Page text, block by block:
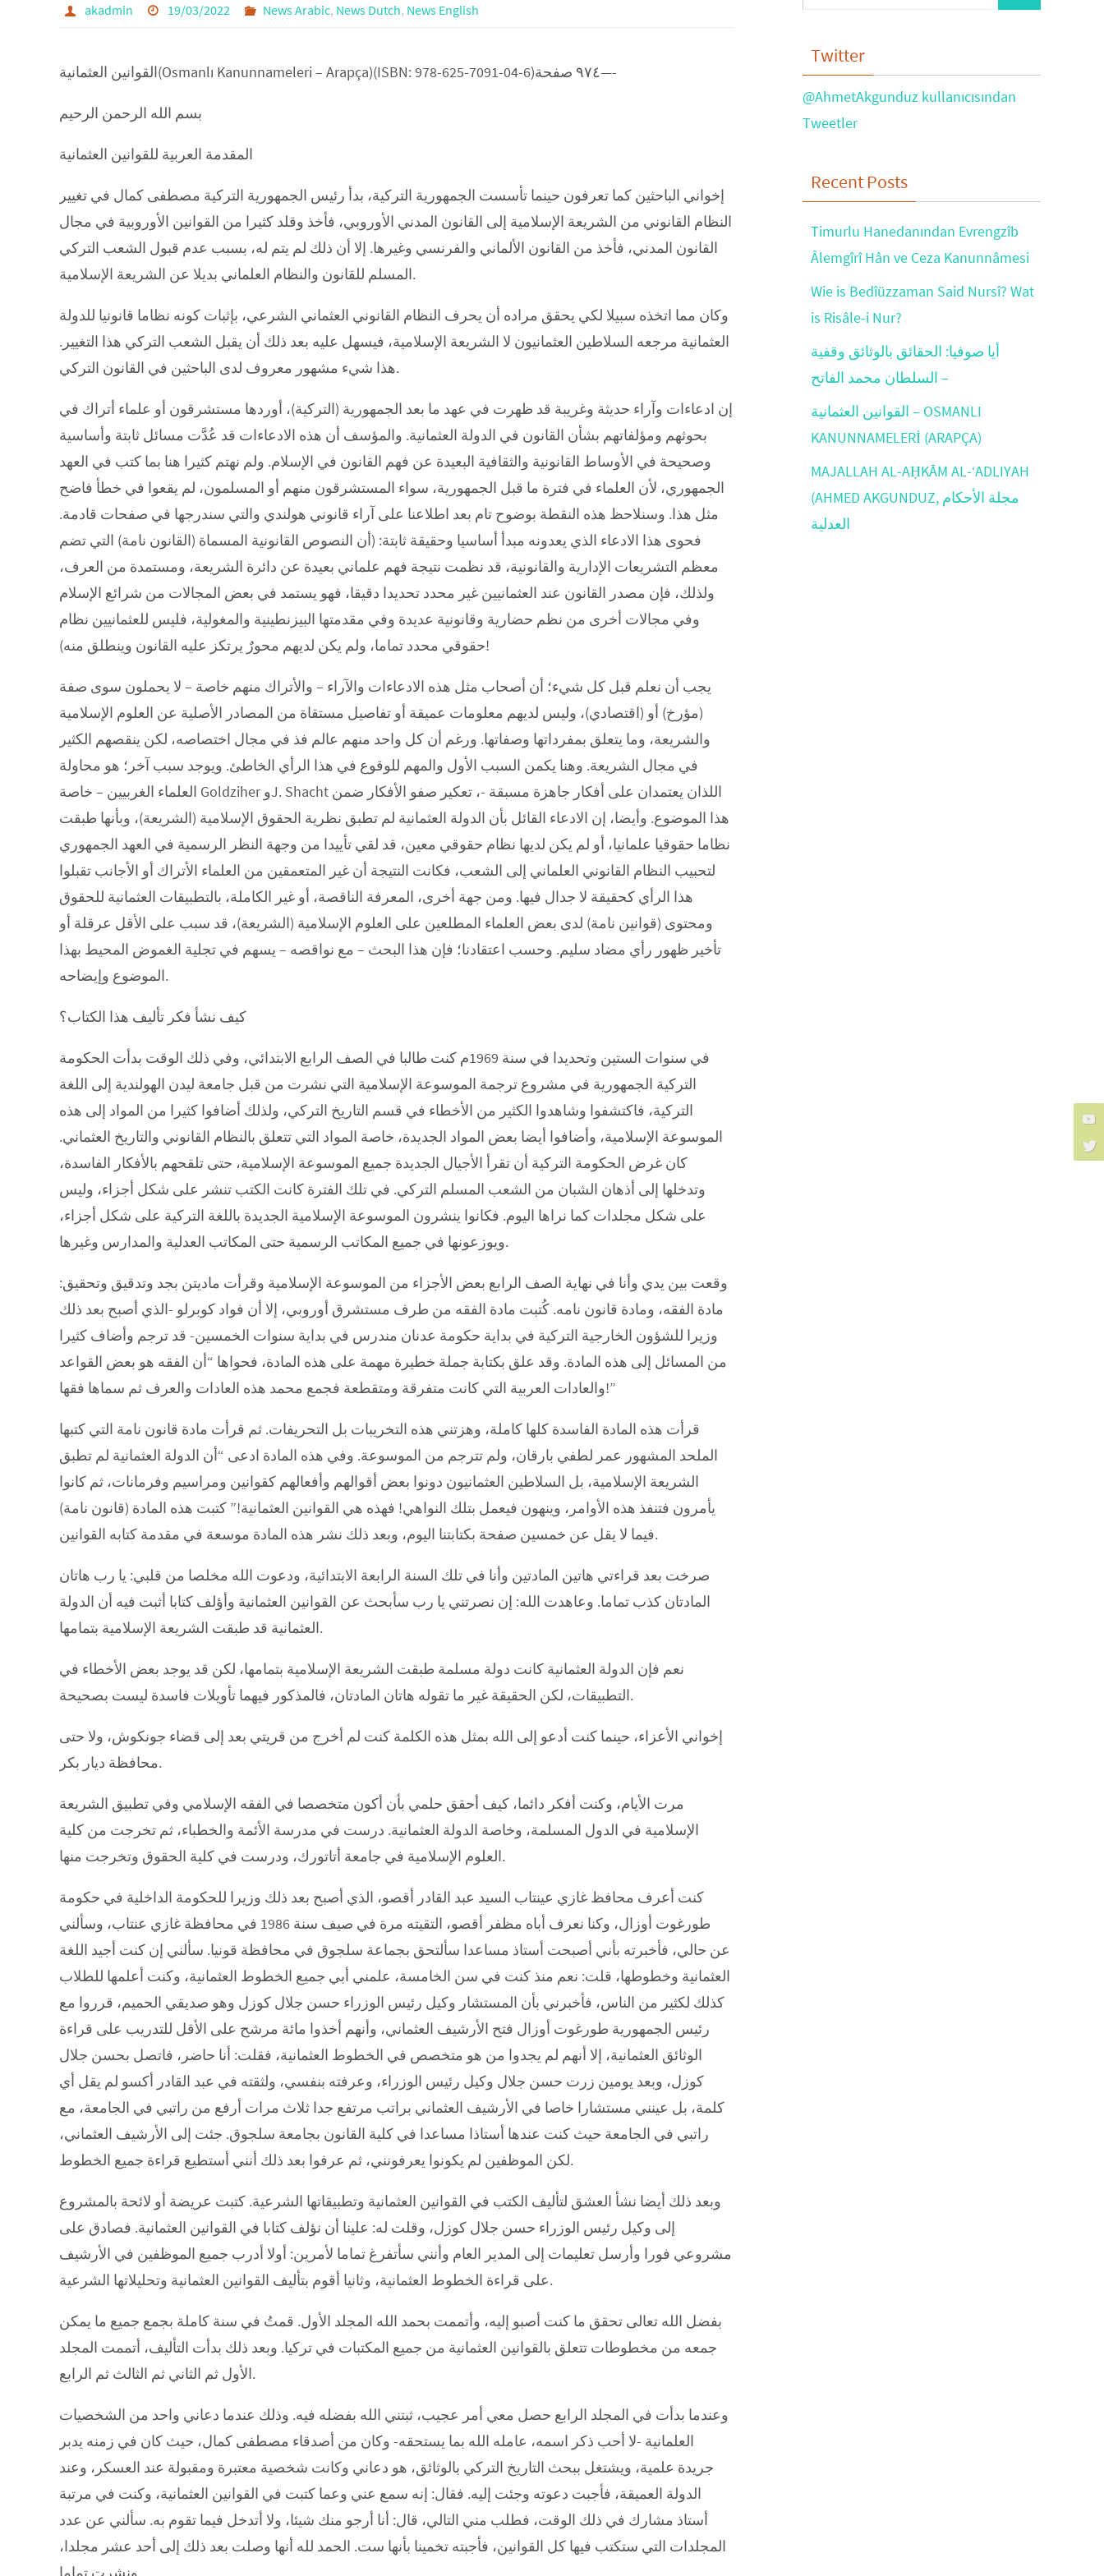
akadmin 19/03/2022 News Arabic, News Dutch, News English
القوانين العثمانية(Osmanlı Kanunnameleri – Arapça)(ISBN: 978-625-7091-04-6)٩٧٤ صفحة—-
بسم الله الرحمن الرحيم
المقدمة العربية للقوانين العثمانية
إخواني الباحثين كما تعرفون حينما تأسست الجمهورية التركية، بدأ رئيس الجمهورية التركية مصطفى كمال في تغيير
النظام القانوني من الشريعة الإسلامية إلى القانون المدني الأوروبي، فأخذ وقلد كثيرا من القوانين الأوروبية في مجال
القانون المدني، فأخذ من القانون الألماني والفرنسي وغيرها. إلا أن ذلك لم يتم له، بسبب عدم قبول الشعب التركي
المسلم للقانون والنظام العلماني بديلا عن الشريعة الإسلامية.
وكان مما اتخذه سبيلا لكي يحقق مراده أن يحرف النظام القانوني العثماني الشرعي، بإثبات كونه نظاما قانونيا للدولة
العثمانية مرجعه السلاطين العثمانيون لا الشريعة الإسلامية، فيسهل عليه بعد ذلك أن يقبل الشعب التركي هذا التغيير.
هذا شيء مشهور معروف لدى الباحثين في القانون التركي.
إن ادعاءات وآراء حديثة وغريبة قد ظهرت في عهد ما بعد الجمهورية (التركية)، أوردها مستشرقون أو علماء أتراك في
بحوثهم ومؤلفاتهم بشأن القانون في الدولة العثمانية. والمؤسف أن هذه الادعاءات قد عُدَّت مسائل ثابتة وأساسية
وصحيحة في الأوساط القانونية والثقافية البعيدة عن فهم القانون في الإسلام. ولم نهتم كثيرا هنا بما كتب في العهد
الجمهوري، لأن العلماء في فترة ما قبل الجمهورية، سواء المستشرقون منهم أو المسلمون، لم يقعوا في خطأ فاضح
مثل هذا. وسنلاحظ هذه النقطة بوضوح تام بعد اطلاعنا على آراء قانوني هولندي والتي سندرجها في صفحات قادمة.
فحوى هذا الادعاء الذي يعدونه مبدأ أساسيا وحقيقة ثابتة: (أن النصوص القانونية المسماة (القانون نامة) التي تضم
معظم التشريعات الإدارية والقانونية، قد نظمت نتيجة فهم علماني بعيدة عن دائرة الشريعة، ومستمدة من العرف،
ولذلك، فإن مصدر القانون عند العثمانيين غير محدد تحديدا دقيقا، فهو يستمد في بعض المجالات من شرائع الإسلام
وفي مجالات أخرى من نظم حضارية وقانونية عديدة وفي مقدمتها البيزنطينية والمغولية، فليس للعثمانيين نظام
حقوقي محدد تماما، ولم يكن لديهم محورٌ يرتكز عليه القانون وينطلق منه)!
يجب أن نعلم قبل كل شيء؛ أن أصحاب مثل هذه الادعاءات والآراء – والأتراك منهم خاصة – لا يحملون سوى صفة
(مؤرخ) أو (اقتصادي)، وليس لديهم معلومات عميقة أو تفاصيل مستقاة من المصادر الأصلية عن العلوم الإسلامية
والشريعة، وما يتعلق بمفرداتها وصفاتها. ورغم أن كل واحد منهم عالم فذ في مجال اختصاصه، لكن ينقصهم الكثير
في مجال الشريعة. وهنا يكمن السبب الأول والمهم للوقوع في هذا الرأي الخاطئ. ويوجد سبب آخر؛ هو محاولة
العلماء الغربيين – خاصة Goldziher وJ. Shacht اللذان يعتمدان على أفكار جاهزة مسبقة -، تعكير صفو الأفكار ضمن
هذا الموضوع. وأيضا، إن الادعاء القائل بأن الدولة العثمانية لم تطبق نظرية الحقوق الإسلامية (الشريعة)، وبأنها طبقت
نظاما حقوقيا علمانيا، أو لم يكن لديها نظام حقوقي معين، قد لقي تأييدا من وجهة النظر الرسمية في العهد الجمهوري
لتحبيب النظام القانوني العلماني إلى الشعب، فكانت النتيجة أن غير المتعمقين من العلماء الأتراك أو الأجانب تقبلوا
هذا الرأي كحقيقة لا جدال فيها. ومن جهة أخرى، المعرفة الناقصة، أو غير الكاملة، بالتطبيقات العثمانية للحقوق
ومحتوى (قوانين نامة) لدى بعض العلماء المطلعين على العلوم الإسلامية (الشريعة)، قد سبب على الأقل عرقلة أو
تأخير ظهور رأي مضاد سليم. وحسب اعتقادنا؛ فإن هذا البحث – مع نواقصه – يسهم في تجلية الغموض المحيط بهذا
الموضوع وإيضاحه.
كيف نشأ فكر تأليف هذا الكتاب؟
في سنوات الستين وتحديدا في سنة 1969م كنت طالبا في الصف الرابع الابتدائي، وفي ذلك الوقت بدأت الحكومة
التركية الجمهورية في مشروع ترجمة الموسوعة الإسلامية التي نشرت من قبل جامعة ليدن الهولندية إلى اللغة
التركية، فاكتشفوا وشاهدوا الكثير من الأخطاء في قسم التاريخ التركي، ولذلك أضافوا كثيرا من المواد إلى هذه
الموسوعة الإسلامية، وأضافوا أيضا بعض المواد الجديدة، خاصة المواد التي تتعلق بالنظام القانوني والتاريخ العثماني.
كان غرض الحكومة التركية أن تقرأ الأجيال الجديدة جميع الموسوعة الإسلامية، حتى تلقحهم بالأفكار الفاسدة،
وتدخلها إلى أذهان الشبان من الشعب المسلم التركي. في تلك الفترة كانت الكتب تنشر على شكل أجزاء، وليس
على شكل مجلدات كما نراها اليوم. فكانوا ينشرون الموسوعة الإسلامية الجديدة باللغة التركية على شكل أجزاء،
ويوزعونها في جميع المكاتب الرسمية حتى المكاتب العدلية والمدارس وغيرها.
وقعت بين يدي وأنا في نهاية الصف الرابع بعض الأجزاء من الموسوعة الإسلامية وقرأت ماديتن بجد وتدقيق وتحقيق:
مادة الفقه، ومادة قانون نامه. كُتبت مادة الفقه من طرف مستشرق أوروبي، إلا أن فواد كوبرلو -الذي أصبح بعد ذلك
وزيرا للشؤون الخارجية التركية في بداية حكومة عدنان مندرس في بداية سنوات الخمسين- قد ترجم وأضاف كثيرا
من المسائل إلى هذه المادة. وقد علق بكتابة جملة خطيرة مهمة على هذه المادة، فحواها “أن الفقه هو بعض القواعد
والعادات العربية التي كانت متفرقة ومتقطعة فجمع محمد هذه العادات والعرف ثم سماها فقها!”
قرأت هذه المادة الفاسدة كلها كاملة، وهزتني هذه التخريبات بل التحريفات. ثم قرأت مادة قانون نامة التي كتبها
الملحد المشهور عمر لطفي بارقان، ولم تترجم من الموسوعة. وفي هذه المادة ادعى “أن الدولة العثمانية لم تطبق
الشريعة الإسلامية، بل السلاطين العثمانيون دونوا بعض أقوالهم وأفعالهم كقوانين ومراسيم وفرمانات، ثم كانوا
يأمرون فتنفذ هذه الأوامر، وينهون فيعمل بتلك النواهي! فهذه هي القوانين العثمانية!” كتبت هذه المادة (قانون نامة)
فيما لا يقل عن خمسين صفحة بكتابتنا اليوم، وبعد ذلك نشر هذه المادة موسعة في مقدمة كتابه القوانين.
صرخت بعد قراءتي هاتين المادتين وأنا في تلك السنة الرابعة الابتدائية، ودعوت الله مخلصا من قلبي: يا رب هاتان
المادتان كذب تماما. وعاهدت الله: إن نصرتني يا رب سأبحث عن القوانين العثمانية وأؤلف كتابا أثبت فيه أن الدولة
العثمانية قد طبقت الشريعة الإسلامية بتمامها.
نعم فإن الدولة العثمانية كانت دولة مسلمة طبقت الشريعة الإسلامية بتمامها، لكن قد يوجد بعض الأخطاء في
التطبيقات، لكن الحقيقة غير ما تقوله هاتان المادتان، فالمذكور فيهما تأويلات فاسدة ليست بصحيحة.
إخواني الأعزاء، حينما كنت أدعو إلى الله بمثل هذه الكلمة كنت لم أخرج من قريتي بعد إلى قضاء جونكوش، ولا حتى
محافظة ديار بكر.
مرت الأيام، وكنت أفكر دائما، كيف أحقق حلمي بأن أكون متخصصا في الفقه الإسلامي وفي تطبيق الشريعة
الإسلامية في الدول المسلمة، وخاصة الدولة العثمانية. درست في مدرسة الأئمة والخطباء، ثم تخرجت من كلية
العلوم الإسلامية في جامعة أتاتورك، ودرست في كلية الحقوق وتخرجت منها.
كنت أعرف محافظ غازي عينتاب السيد عبد القادر أقصو، الذي أصبح بعد ذلك وزيرا للحكومة الداخلية في حكومة
طورغوت أوزال، وكنا نعرف أباه مظفر أقصو، التقيته مرة في صيف سنة 1986 في محافظة غازي عنتاب، وسألني
عن حالي، فأخبرته بأني أصبحت أستاذ مساعدا سألتحق بجماعة سلجوق في محافظة قونيا. سألني إن كنت أجيد اللغة
العثمانية وخطوطها، قلت: نعم منذ كنت في سن الخامسة، علمني أبي جميع الخطوط العثمانية، وكنت أعلمها للطلاب
كذلك لكثير من الناس، فأخبرني بأن المستشار وكيل رئيس الوزراء حسن جلال كوزل وهو صديقي الحميم، قرروا مع
رئيس الجمهورية طورغوت أوزال فتح الأرشيف العثماني، وأنهم أخذوا مائة مرشح على الأقل للتدريب على قراءة
الوثائق العثمانية، إلا أنهم لم يجدوا من هو متخصص في الخطوط العثمانية، فقلت: أنا حاضر، فاتصل بحسن جلال
كوزل، وبعد يومين زرت حسن جلال وكيل رئيس الوزراء، وعرفته بنفسي، ولثقته في عبد القادر أكسو لم يقل أي
كلمة، بل عينني مستشارا خاصا في الأرشيف العثماني براتب مرتفع جدا ثلاث مرات أرفع من راتبي في الجامعة، مع
راتبي في الجامعة حيث كنت عندها أستاذا مساعدا في كلية القانون بجامعة سلجوق. جئت إلى الأرشيف العثماني،
لكن الموظفين لم يكونوا يعرفونني، ثم عرفوا بعد ذلك أنني أستطيع قراءة جميع الخطوط.
وبعد ذلك أيضا نشأ العشق لتأليف الكتب في القوانين العثمانية وتطبيقاتها الشرعية. كتبت عريضة أو لائحة بالمشروع
إلى وكيل رئيس الوزراء حسن جلال كوزل، وقلت له: علينا أن نؤلف كتابا في القوانين العثمانية. فصادق على
مشروعي فورا وأرسل تعليمات إلى المدير العام وأنني سأتفرغ تماما لأمرين: أولا أدرب جميع الموظفين في الأرشيف
على قراءة الخطوط العثمانية، وثانيا أقوم بتأليف القوانين العثمانية وتحليلاتها الشرعية.
بفضل الله تعالى تحقق ما كنت أصبو إليه، وأتممت بحمد الله المجلد الأول. قمتُ في سنة كاملة بجمع جميع ما يمكن
جمعه من مخطوطات تتعلق بالقوانين العثمانية من جميع المكتبات في تركيا. وبعد ذلك بدأت التأليف، أتممت المجلد
الأول ثم الثاني ثم الثالث ثم الرابع.
وعندما بدأت في المجلد الرابع حصل معي أمر عجيب، ثبتني الله بفضله فيه. وذلك عندما دعاني واحد من الشخصيات
العلمانية -لا أحب ذكر اسمه، عامله الله بما يستحقه- وكان من أصدقاء مصطفى كمال، حيث كان في زمنه يدبر
جريدة علمية، ويشتغل ببحث التاريخ التركي بالوثائق، هو دعاني وكانت شخصية معتبرة ومقبولة عند العسكر، وعند
الدولة العميقة، فأجبت دعوته وجئت إليه. فقال: إنه سمع عني وعما كتبت في القوانين العثمانية، وكنت في مرتبة
أستاذ مشارك في ذلك الوقت، فطلب مني التالي، قال: أنا أرجو منك شيئا، ولا أتدخل فيما تقوم به. سألني عن عدد
المجلدات التي ستكتب فيها كل القوانين، فأجبته تخمينا بأنها ست. الحمد لله أنها وصلت بعد ذلك إلى أحد عشر مجلدا،
for:
Twitter
@AhmetAkgunduz kullanıcısından
Tweetler
Recent Posts
Timurlu Hanedanından Evrengzîb
Âlemgîrî Hân ve Ceza Kanunnâmesi
Wie is Bedîüzzaman Said Nursî? Wat
is Risâle-i Nur?
أيا صوفيا: الحقائق بالوثائق وقفية
السلطان محمد الفاتح –
القوانين العثمانية – OSMANLI
KANUNNAMELERİ (ARAPÇA)
MAJALLAH AL-AḤKĀM AL-‘ADLIYAH
(AHMED AKGUNDUZ, مجلة الأحكام